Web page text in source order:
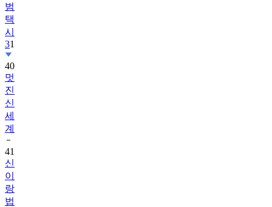
범
택
시
31
40
멋
진
신
세
계
41
신
이
랑
법